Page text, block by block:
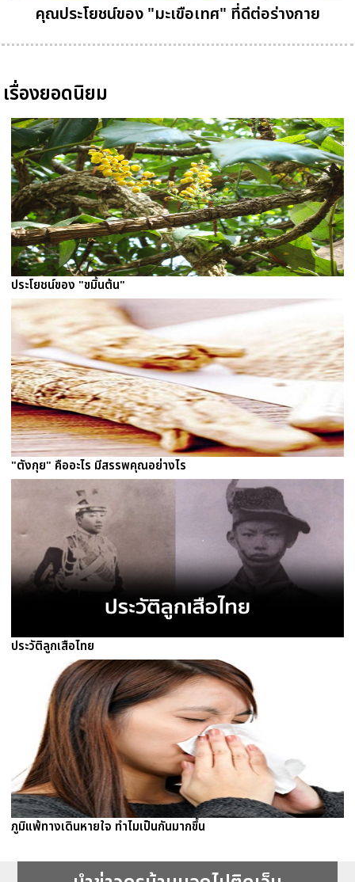
คุณประโยชน์ของ "มะเขือเทศ" ที่ดีต่อร่างกาย
เรื่องยอดนิยม
ประโยชน์ของ "ขมิ้นต้น"
"ตังกุย" คืออะไร มีสรรพคุณอย่างไร
ประวัติลูกเสือไทย
ภูมิแพ้ทางเดินหายใจ ทำไมเป็นกันมากขึ้น